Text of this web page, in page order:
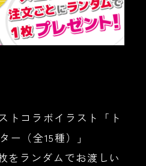
トコラボイラスト「ト
ー（全15種）」
をランダムでお渡しい